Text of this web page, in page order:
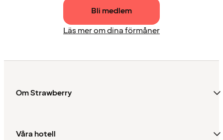
Bli medlem
Läs mer om dina förmåner
Om Strawberry
Våra hotell